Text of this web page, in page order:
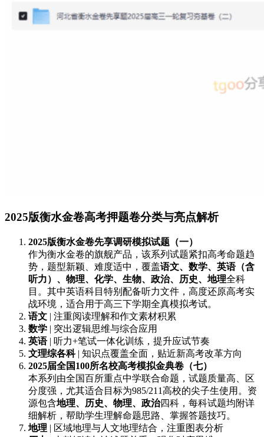
2025版衡水金卷高考押题卷分类与亮点解析
2025版衡水金卷先享调研模拟试题（一）
作为衡水金卷的旗舰产品，该系列试题紧扣高考命题趋
势，题型新颖、难度适中，覆盖语文、数学、英语（含
听力）、物理、化学、生物、政治、历史、地理全科
目。其中英语科目特别配备听力文件，高度还原高考实
战环境，适合用于高三下学期全真模拟考试。
语文 | 注重阅读理解和作文素材积累
数学 | 突出逻辑思维与综合应用
英语| 听力+笔试一体化训练，提升应试节奏
文理综各科| 知识点覆盖全面，贴近新高考改革方向
2025届全国100所名校高考模拟金典卷（七）
本系列由全国百所重点中学联合命题，试题质量高、区
分度强，尤其适合目标为985/211高校的尖子生使用。资
源包含地理、历史、物理、政治四科，每科试题均附详
细解析，帮助学生理解命题思路、掌握答题技巧。
地理 | 区域地理与人文地理结合，注重图表分析